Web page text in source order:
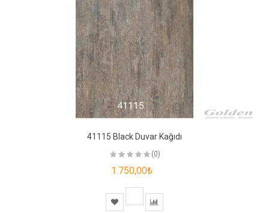
41115 Black Duvar Kağıdı
(0)
1.750,00₺